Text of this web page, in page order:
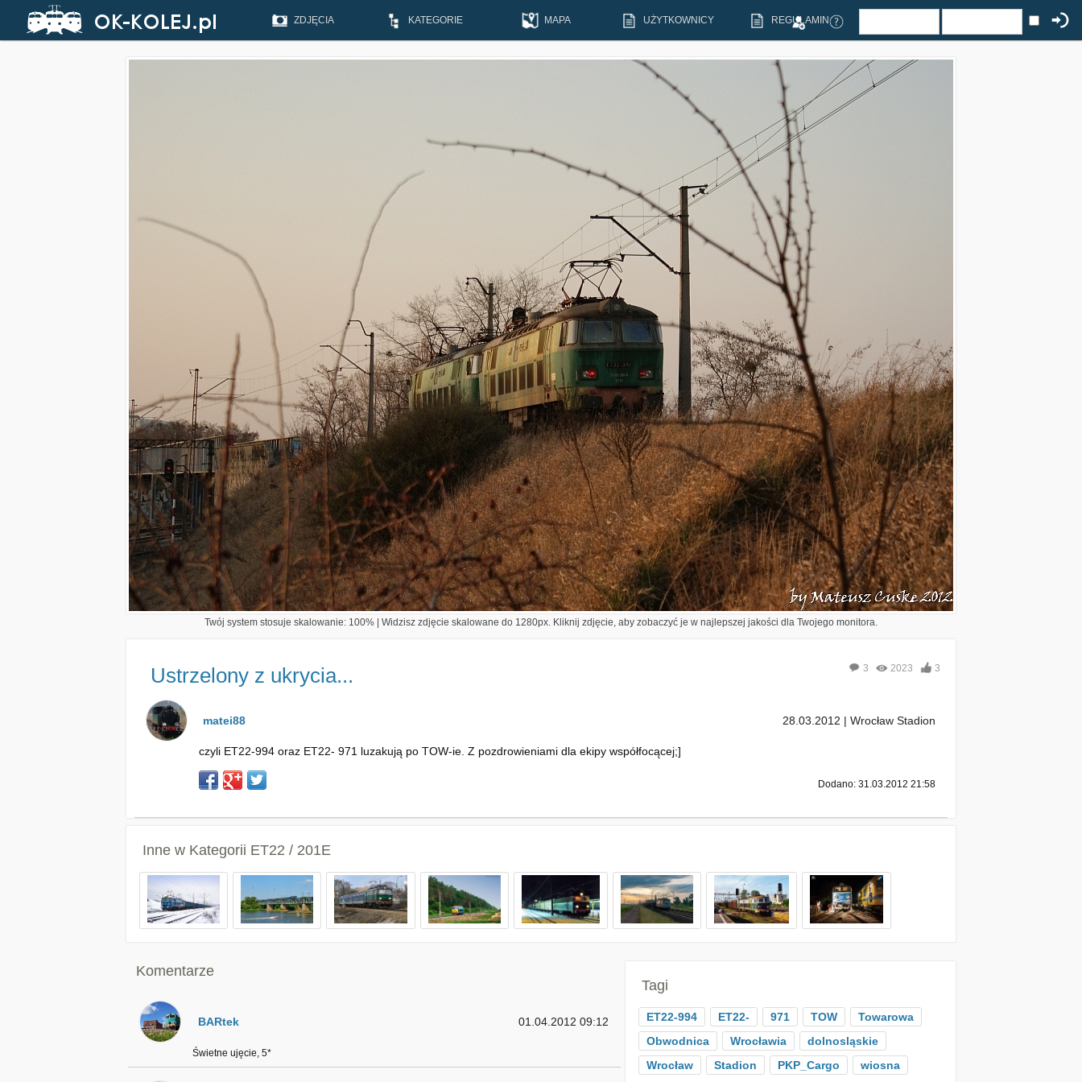
ZDJĘCIA KATEGORIE MAPA UŻYTKOWNICY REGULAMIN
Twój system stosuje skalowanie: 100% | Widzisz zdjęcie skalowane do 1280px. Kliknij zdjęcie, aby zobaczyć je w najlepszej jakości dla Twojego monitora.
Ustrzelony z ukrycia... 3 2023 3
matei88 28.03.2012 | Wrocław Stadion
czyli ET22-994 oraz ET22- 971 luzakują po TOW-ie. Z pozdrowieniami dla ekipy współfocącej;]
Dodano: 31.03.2012 21:58
Inne w Kategorii ET22 / 201E
Komentarze
BARtek 01.04.2012 09:12
Świetne ujęcie, 5*
Tagi
ET22-994 ET22- 971 TOW
Towarowa
Obwodnica
Wrocławia
dolnosląskie
Wrocław
Stadion PKP_Cargo wiosna